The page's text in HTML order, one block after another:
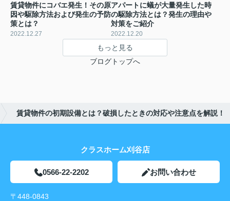
賃貸物件にコバエ発生！その原
因や駆除方法および発生の予防
策とは？
2022.12.27
アパートに蟻が大量発生した時
の駆除方法とは？発生の理由や
対策をご紹介
2022.12.20
もっと見る
ブログトップへ
賃貸物件の初期設備とは？破損したときの対応や注意点を解説！
クラスホーム刈谷店
0566-22-2202 お問い合わせ
〒448-0843